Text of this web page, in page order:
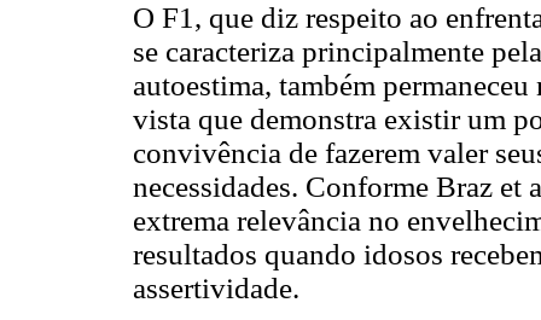
O F1, que diz respeito ao
se caracteriza principalmente
autoestima, também
vista que demonstra existir um
convivência de fazerem valer
necessidades. Conforme Braz et
extrema relevância no
resultados quando idosos
assertividade.